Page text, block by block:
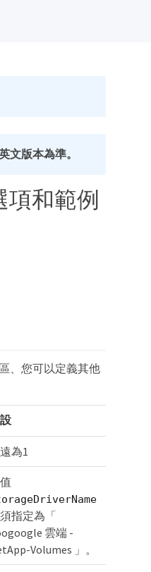
文版本為準。
項和範例
、您可以定義其他
為1
指定為「
雲端 -
Volumes 」。